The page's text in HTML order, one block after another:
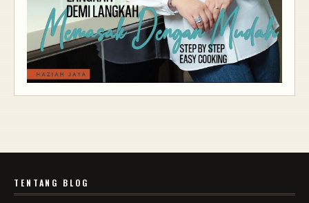
TENTANG BLOG